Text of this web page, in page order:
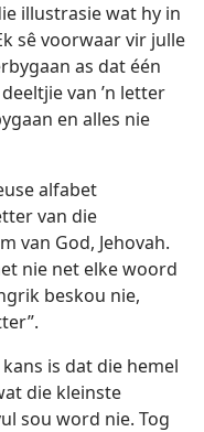
illustrasie wat hy in
sê voorwaar vir julle
as dat één
van ’n letter
en alles nie
alfabet
van die
van God, Jehovah.
nie net elke woord
beskou nie,
is dat die hemel
die kleinste
sou word nie. Tog